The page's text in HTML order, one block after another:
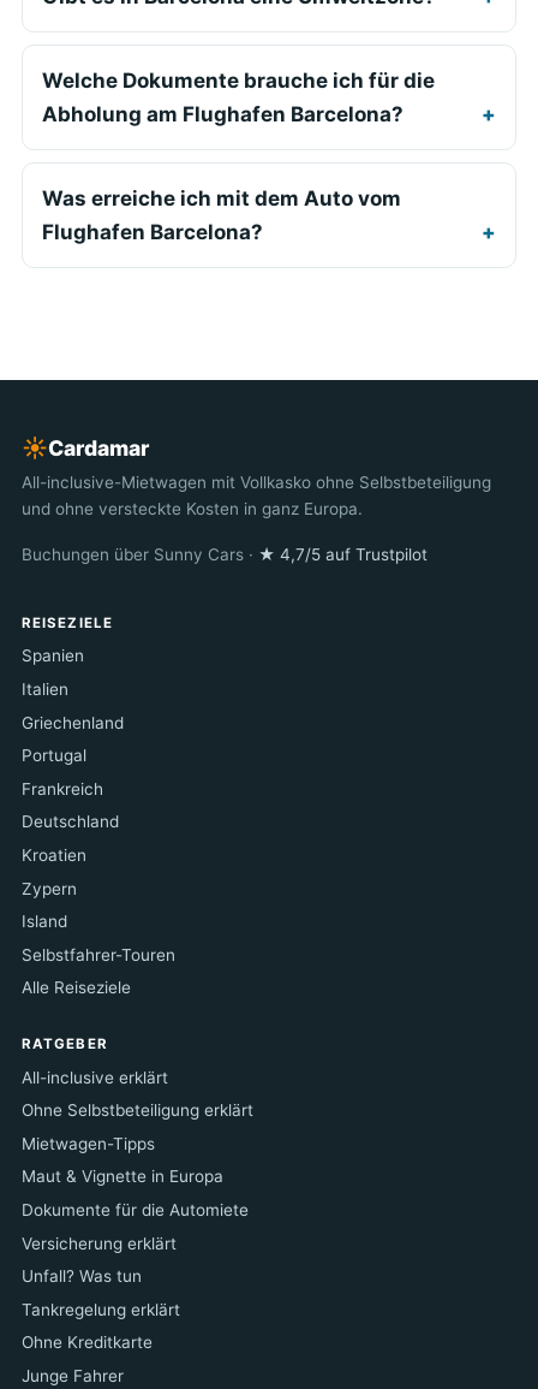
Welche Dokumente brauche ich für die
Abholung am Flughafen Barcelona?
Was erreiche ich mit dem Auto vom
Flughafen Barcelona?
☀︎Cardamar
All-inclusive-Mietwagen mit Vollkasko ohne Selbstbeteiligung
und ohne versteckte Kosten in ganz Europa.
Buchungen über Sunny Cars · ★ 4,7/5 auf Trustpilot
REISEZIELE
Spanien
Italien
Griechenland
Portugal
Frankreich
Deutschland
Kroatien
Zypern
Island
Selbstfahrer-Touren
Alle Reiseziele
RATGEBER
All-inclusive erklärt
Ohne Selbstbeteiligung erklärt
Mietwagen-Tipps
Maut & Vignette in Europa
Dokumente für die Automiete
Versicherung erklärt
Unfall? Was tun
Tankregelung erklärt
Ohne Kreditkarte
Junge Fahrer